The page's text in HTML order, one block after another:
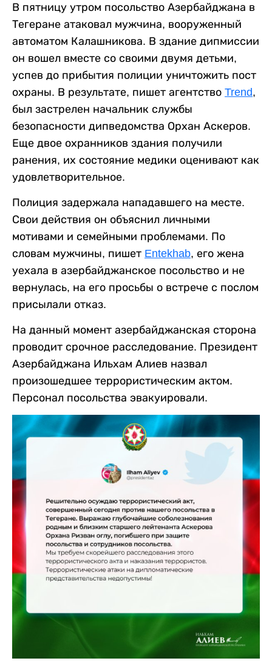
В пятницу утром посольство Азербайджана в
Тегеране атаковал мужчина, вооруженный
автоматом Калашникова. В здание дипмиссии
он вошел вместе со своими двумя детьми,
успев до прибытия полиции уничтожить пост
охраны. В результате, пишет агентство Trend,
был застрелен начальник службы
безопасности дипведомства Орхан Аскеров.
Еще двое охранников здания получили
ранения, их состояние медики оценивают как
удовлетворительное.
Полиция задержала нападавшего на месте.
Свои действия он объяснил личными
мотивами и семейными проблемами. По
словам мужчины, пишет Entekhab, его жена
уехала в азербайджанское посольство и не
вернулась, на его просьбы о встрече с послом
присылали отказ.
На данный момент азербайджанская сторона
проводит срочное расследование. Президент
Азербайджана Ильхам Алиев назвал
произошедшее террористическим актом.
Персонал посольства эвакуировали.